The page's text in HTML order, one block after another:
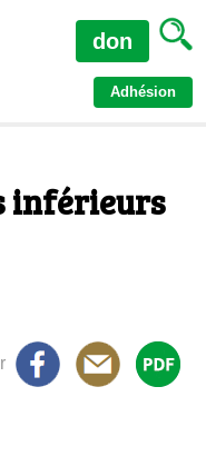
Adhésion
don
inférieurs